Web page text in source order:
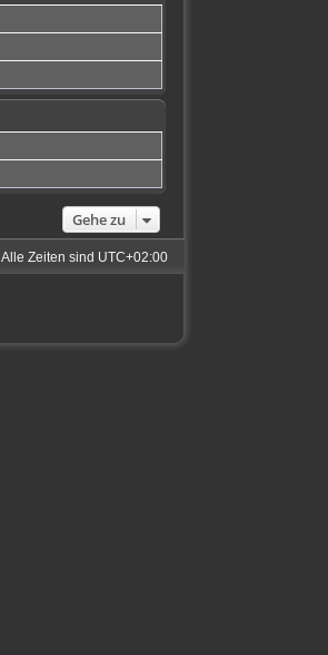
Gehe zu
Alle Zeiten sind UTC+02:00